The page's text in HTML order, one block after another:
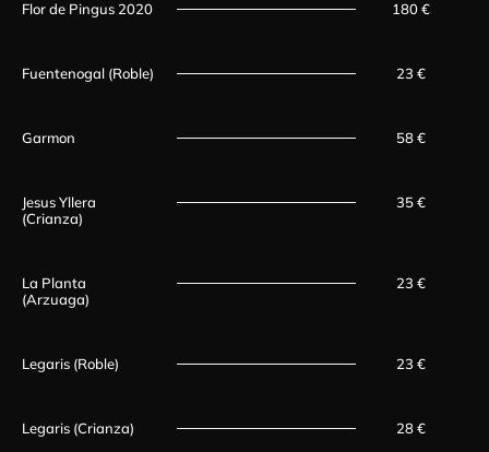
Flor de Pingus 2020 180 €
Fuentenogal (Roble) 23 €
Garmon 58 €
Jesus Yllera
(Crianza)
35 €
La Planta
(Arzuaga)
23 €
Legaris (Roble) 23 €
Legaris (Crianza) 28 €